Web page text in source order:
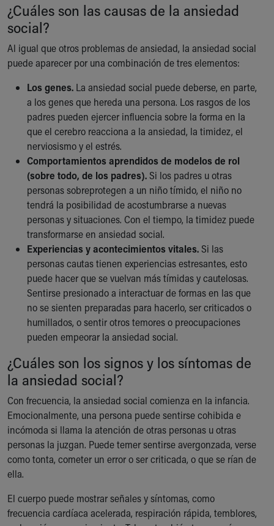
Visiting
Gift Shop
Health Info
Health Information
Healthy Info, Healthy Kids
Inside Children's Blog
KidsHealth Topics
Family Library
Educational Resources
Injury Prevention
Medical Records
Symptom Checker
Skip to main content
¿Cuáles son las causas de la ansiedad
social?
Al igual que otros problemas de ansiedad, la ansiedad social
puede aparecer por una combinación de tres elementos:
Los genes. La ansiedad social puede deberse, en parte,
a los genes que hereda una persona. Los rasgos de los
padres pueden ejercer influencia sobre la forma en la
que el cerebro reacciona a la ansiedad, la timidez, el
nerviosismo y el estrés.
Comportamientos aprendidos de modelos de rol
(sobre todo, de los padres). Si los padres u otras
personas sobreprotegen a un niño tímido, el niño no
tendrá la posibilidad de acostumbrarse a nuevas
personas y situaciones. Con el tiempo, la timidez puede
transformarse en ansiedad social.
Experiencias y acontecimientos vitales. Si las
personas cautas tienen experiencias estresantes, esto
puede hacer que se vuelvan más tímidas y cautelosas.
Sentirse presionado a interactuar de formas en las que
no se sienten preparadas para hacerlo, ser criticados o
humillados, o sentir otros temores o preocupaciones
pueden empeorar la ansiedad social.
¿Cuáles son los signos y los síntomas de
la ansiedad social?
Con frecuencia, la ansiedad social comienza en la infancia.
Emocionalmente, una persona puede sentirse cohibida e
incómoda si llama la atención de otras personas u otras
personas la juzgan. Puede temer sentirse avergonzada, verse
como tonta, cometer un error o ser criticada, o que se rían de
ella.
El cuerpo puede mostrar señales y síntomas, como
frecuencia cardíaca acelerada, respiración rápida, temblores,